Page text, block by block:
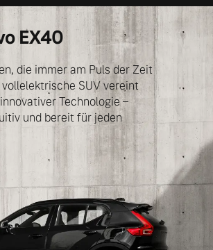
Fahrzeuge
Volvo Selekt
Gebrauchtwagen
Die Neuwagenalternative
Mehr erfahren
Volvo Winter- und
Sommer Kompletträder.
Bitte sprechen Sie uns
direkt an.
Mehr erfahren
Frühjahrscheck
Entdecken Sie unsere
saisonalen Angebote.
Mehr erfahren
EX40
die immer am Puls der Zeit
SUV vereint
Technologie –
und bereit für jeden